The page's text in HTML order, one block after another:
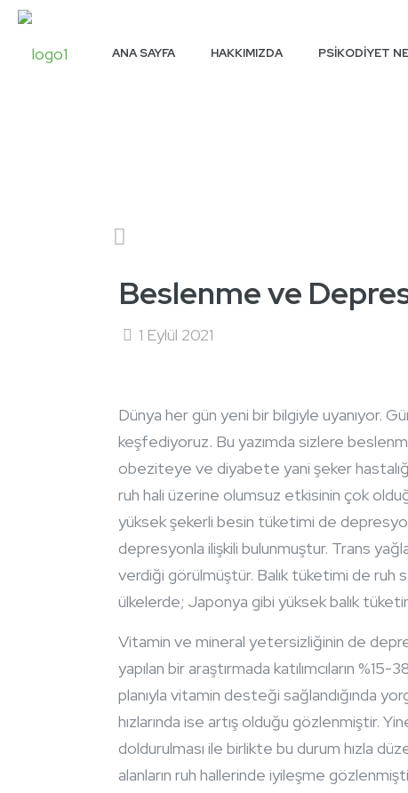
ANA SAYFA HAKKIMIZDA PSİKODİYET
Beslenme ve
1 Eylül 2021
Dünya her gün yeni bir bilgiyle uyanıyor.
keşfediyoruz. Bu yazımda sizlere
obeziteye ve diyabete yani şeker
ruh hali üzerine olumsuz etkisinin çok
yüksek şekerli besin tüketimi de
depresyonla ilişkili bulunmuştur. Trans
verdiği görülmüştür. Balık tüketimi de ruh
ülkelerde; Japonya gibi yüksek balık
Vitamin ve mineral yetersizliğinin de
yapılan bir araştırmada katılımcıların
planıyla vitamin desteği sağlandığında
hızlarında ise artış olduğu gözlenmiştir.
doldurulması ile birlikte bu durum hızla
alanların ruh hallerinde iyileşme